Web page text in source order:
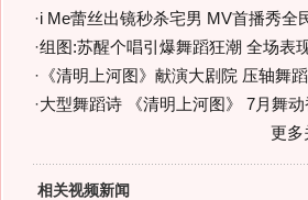
·i Me蕾丝出镜秒杀宅男 MV首播秀全
·组图:苏醒个唱引爆舞蹈狂潮 全场表
· 《清明上河图》献演大剧院 压轴舞
·大型舞蹈诗 《清明上河图》 7月舞
更多
相关视频新闻